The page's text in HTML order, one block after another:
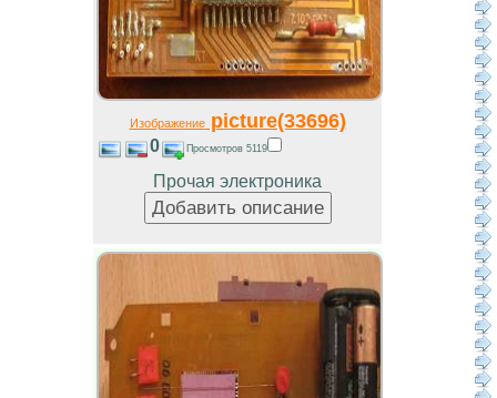
Изображениеpicture(33696)
0 Просмотров 5119
Прочая электроника